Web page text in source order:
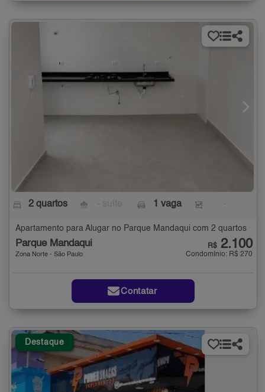
2 quartos 1 vaga
Apartamento para Alugar no Parque Mandaqui com 2 quartos
Parque Mandaqui
Zona Norte - São Paulo
R$ 2.100
Condomínio: R$ 270
Contatar
Destaque